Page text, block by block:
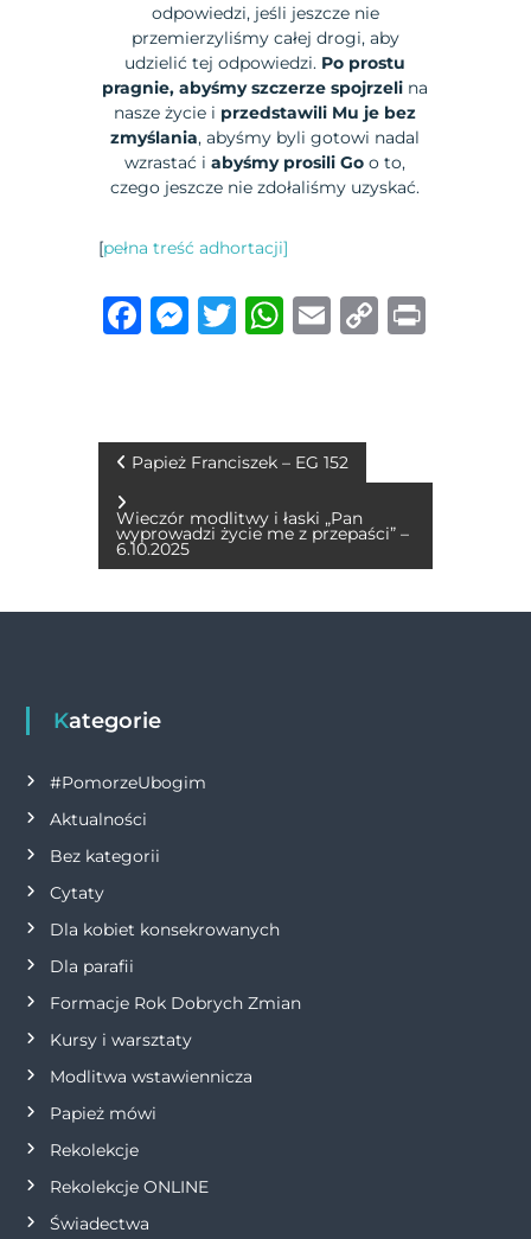
odpowiedzi, jeśli jeszcze nie
przemierzyliśmy całej drogi, aby
udzielić tej odpowiedzi. Po prostu
pragnie, abyśmy szczerze spojrzeli na
nasze życie i przedstawili Mu je bez
zmyślania, abyśmy byli gotowi nadal
wzrastać iabyśmy prosili Go o to,
czego jeszcze nie zdołaliśmy uzyskać.
[pełna treść adhortacji]
F
b
o
o
k
M
n
g
er
T
r
W
A
p
p
E
C
k
N
a
w
a
c
j
a
w
p
i
s
u
Papież Franciszek – EG 152
Wieczór modlitwy i łaski „Pan
wyprowadzi życie me z przepaści” –
6.10.2025
Kategorie
#PomorzeUbogim
Aktualności
Bez kategorii
Cytaty
Dla kobiet konsekrowanych
Dla parafii
Formacje Rok Dobrych Zmian
Kursy i warsztaty
Modlitwa wstawiennicza
Papież mówi
Rekolekcje
Rekolekcje ONLINE
Świadectwa